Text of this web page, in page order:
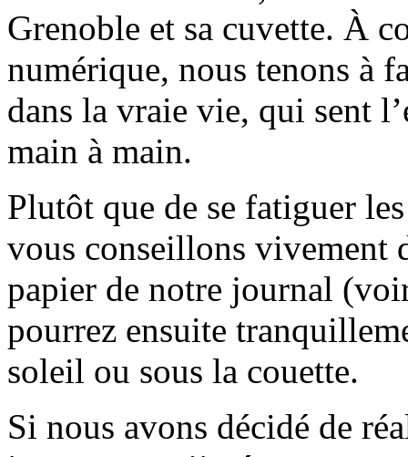
Grenoble et sa cuvette. À
numérique, nous tenons à
dans la vraie vie, qui sent
main à main.
Plutôt que de se fatiguer
vous conseillons vivement
papier de notre journal
pourrez ensuite
soleil ou sous la couette.
Si nous avons décidé de